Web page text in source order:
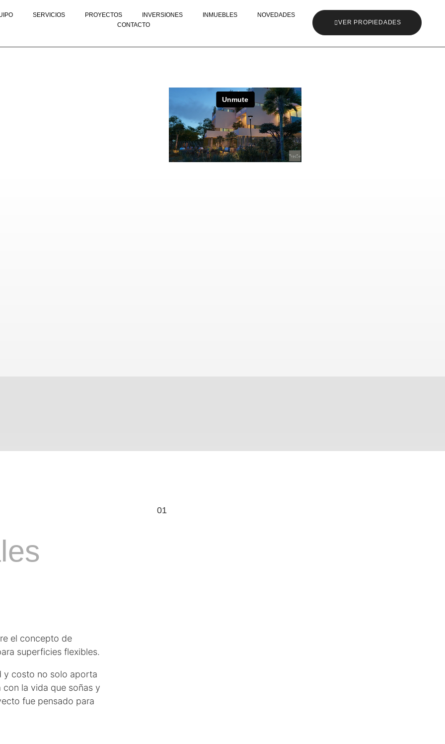
SERVICIOS PROYECTOS INVERSIONES INMUEBLES
NOVEDADES
CONTACTO
VER PROPIEDADES
el concepto de
superficies flexibles.
y costo no solo aporta
la vida que soñas y
fue pensado para
01